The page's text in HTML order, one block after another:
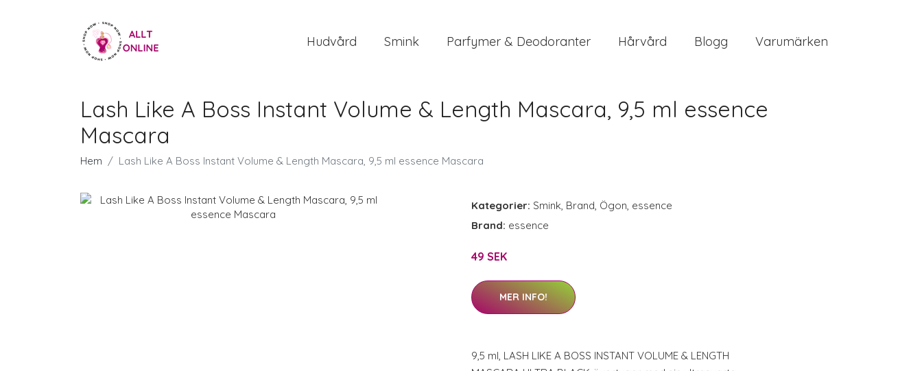
Hudvård Smink Parfymer & Deodoranter Hårvård Blogg Varumärken
Lash Like A Boss Instant Volume & Length Mascara, 9,5 ml essence
Mascara
Hem Lash Like A Boss Instant Volume & Length Mascara, 9,5 ml essence Mascara
Kategorier: Smink, Brand, Ögon, essence
Brand: essence
49 SEK
MER INFO!
9,5 ml, LASH LIKE A BOSS INSTANT VOLUME & LENGTH